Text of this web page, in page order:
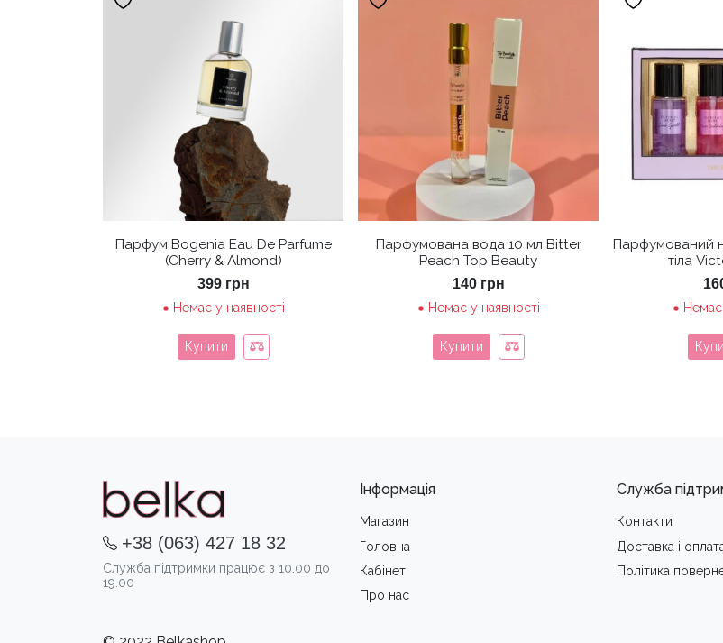
Парфум Bogenia Eau De Parfume
(Cherry & Almond)
399 грн
Немає у наявності
Купити
Парфумована вода 10 мл Bitter
Peach Top Beauty
140 грн
Немає у наявності
Купити
Парфумований
тіла
Немає
+38 (063) 427 18 32
Служба підтримки працює з 10.00 до
19.00
Служба
Контакти
Доставка i
Політика
Інформація
Магазин
Головна
Кабінет
Про нас